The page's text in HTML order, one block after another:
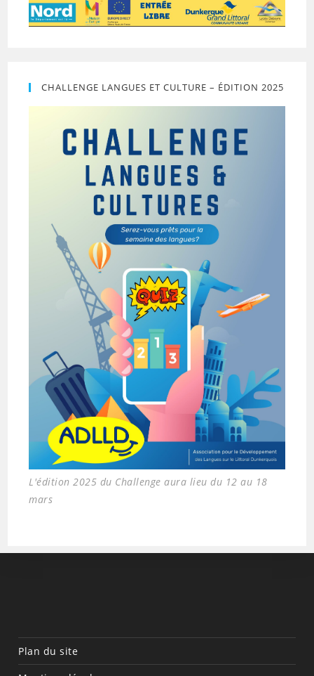
CHALLENGE LANGUES ET CULTURE – ÉDITION 2025
L'édition 2025 du Challenge aura lieu du 12 au 18
mars
Plan du site